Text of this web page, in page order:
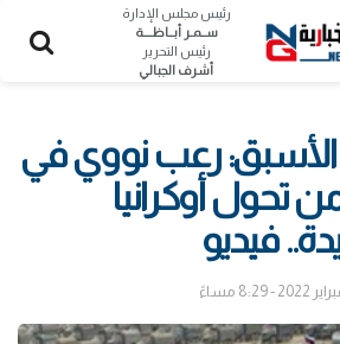
رئيس مجلس الإدارة
ســمـر أبــاظــــة
رئيس التحرير
أشرف الجبالي
الأسبق: رعب نووي في
تحول أوكرانيا
فيديو